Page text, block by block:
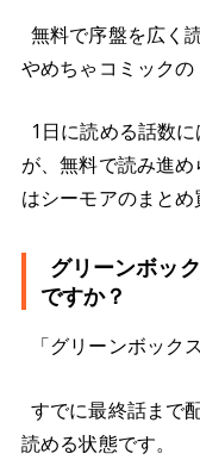
無料で序盤を広く
やめちゃコミックの
1日に読める話数
が、無料で読み進
はシーモアのまとめ
グリーンボッ
ですか？
「グリーンボック
すでに最終話まで
読める状態です。